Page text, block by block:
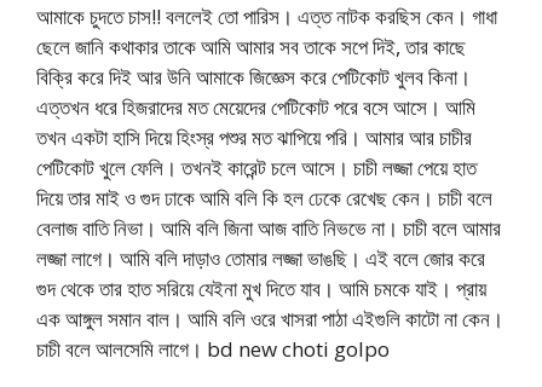
আমাকে চুদতে চাস!! বললেই তো পারিস। এত্ত নাটক করছিস কেন। গাধা
ছেলে জানি কথাকার তাকে আমি আমার সব তাকে সপে দিই, তার কাছে
বিক্রি করে দিই আর উনি আমাকে জিজ্ঞেস করে পেটিকোট খুলব কিনা।
এত্তখন ধরে হিজরাদের মত মেয়েদের পেটিকোট পরে বসে আসে। আমি
তখন একটা হাসি দিয়ে হিংস্র পশুর মত ঝাপিয়ে পরি। আমার আর চাচীর
পেটিকোট খুলে ফেলি। তখনই কারেন্ট চলে আসে। চাচী লজ্জা পেয়ে হাত
দিয়ে তার মাই ও গুদ ঢাকে আমি বলি কি হল ঢেকে রেখেছ কেন। চাচী বলে
বেলাজ বাতি নিভা। আমি বলি জিনা আজ বাতি নিভভে না। চাচী বলে আমার
লজ্জা লাগে। আমি বলি দাড়াও তোমার লজ্জা ভাঙছি। এই বলে জোর করে
গুদ থেকে তার হাত সরিয়ে যেইনা মুখ দিতে যাব। আমি চমকে যাই। প্রায়
এক আঙ্গুল সমান বাল। আমি বলি ওরে খাসরা পাঠা এইগুলি কাটো না কেন।
চাচী বলে আলসেমি লাগে। bd new choti golpo